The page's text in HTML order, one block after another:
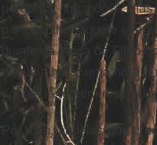
perguntar “quando?”,
para acolher aquele
diante da vinda do Filho
naquela hora: uma hora
conhecia, e nem mesmo
Por isso, aqueles que